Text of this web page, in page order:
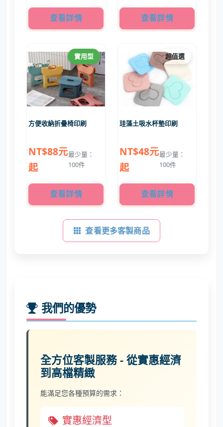
查看詳情 查看詳情
實用型
方便收納折疊椅印刷
NT$88元
起
最少量：
100件
查看詳情
超值選
珪藻土吸水杯墊印刷
NT$48元
起
最少量：
100件
查看詳情
查看更多客製商品
我們的優勢
全方位客製服務 - 從實惠經濟
到高檔精緻
能滿足您各種預算的需求：
實惠經濟型